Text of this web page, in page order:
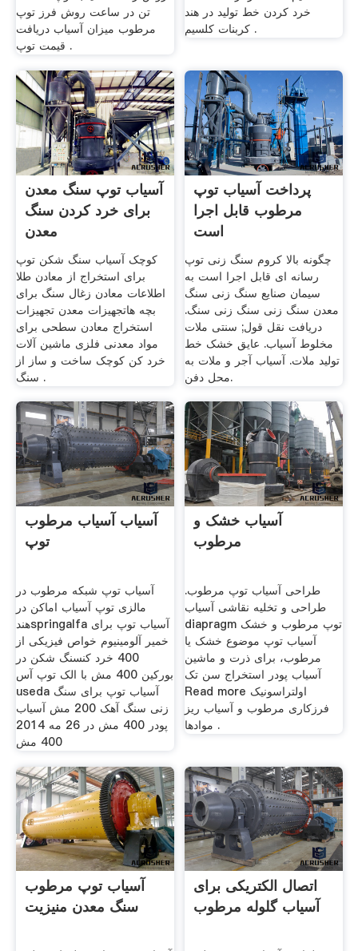
تن در ساعت روش فرز توپ
مرطوب میزان آسیاب دریافت
قیمت توپ .
خرد کردن خط تولید در هند
کربنات کلسیم .
آسیاب توپ سنگ معدن
برای خرد کردن سنگ
معدن
کوچک آسیاب سنگ شکن توپ
برای استخراج از معادن طلا
اطلاعات معادن زغال سنگ برای
بچه هاتجهیزات معدن تجهیزات
استخراج معادن سطحی برای
مواد معدنی فلزی ماشین آلات
خرد کن کوچک ساخت و ساز از
سنگ .
پرداخت آسیاب توپ
مرطوب قابل اجرا
است
چگونه بالا کروم سنگ زنی توپ
رسانه ای قابل اجرا است به
سیمان صنایع سنگ زنی سنگ
معدن سنگ زنی سنگ زنی سنگ.
دریافت نقل قول; سنتی ملات
مخلوط آسیاب. عایق خشک خط
تولید ملات. آسیاب آجر و ملات به
محل دفن.
آسیاب آسیاب مرطوب
توپ
آسیاب توپ شبکه مرطوب در
مالزی توپ آسیاب اماکن در
هندspringalfa آسیاب توپ برای
خمیر آلومینیوم خواص فیزیکی از
400 خرد کنسنگ شکن در
بورکین 400 مش با الک توپ آس
useda آسیاب توپ برای سنگ
زنی سنگ آهک 200 مش آسیاب
پودر 400 مش در 26 مه 2014
400 مش
آسیاب خشک و
مرطوب
طراحی آسیاب توپ مرطوب.
طراحی و تخلیه نقاشی آسیاب
diapragm توپ مرطوب و خشک
آسیاب توپ موضوع خشک یا
مرطوب، برای ذرت و ماشین
آسیاب پودر استخراج سن تک
Read more اولتراسونیک
فرزکاری مرطوب و آسیاب ریز
موادها .
آسیاب توپ مرطوب
سنگ معدن منیزیت
اتصال الکتریکی برای
آسیاب گلوله مرطوب